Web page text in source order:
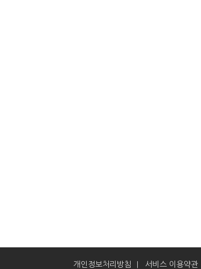
개인정보처리방침 서비스 이용약관